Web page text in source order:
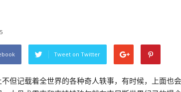
Tweet on Twitter
但记载着全世界的各种奇人轶事，有时候，上面也